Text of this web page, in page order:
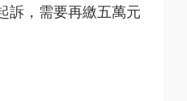
訴，需要再繳五萬元